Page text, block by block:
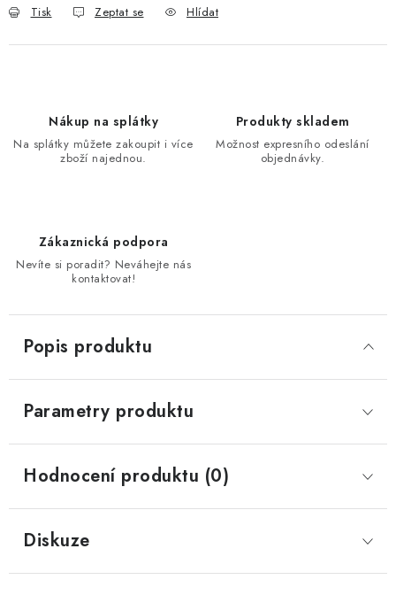
Tisk Zeptat se Hlídat
Nákup na splátky
Na splátky můžete zakoupit i více
zboží najednou.
Produkty skladem
Možnost expresního odeslání
objednávky.
Zákaznická podpora
Nevíte si poradit? Neváhejte nás
kontaktovat!
Popis produktu
Parametry produktu
Hodnocení produktu (0)
Diskuze